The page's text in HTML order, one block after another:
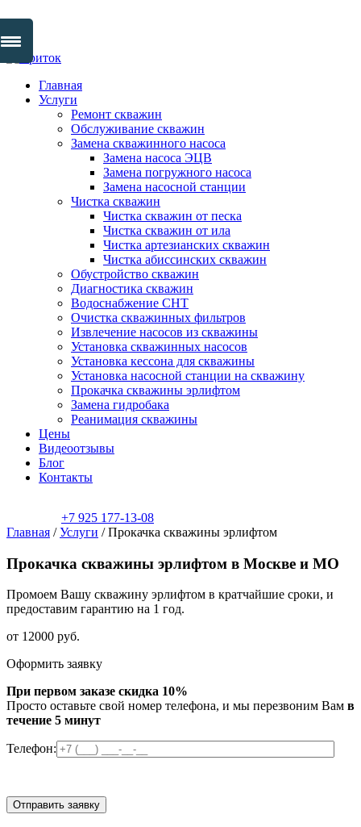
contentГлавная
Услуги
Ремонт скважин
Обслуживание скважин
Замена скважинного насоса
Замена насоса ЭЦВ
Замена погружного насоса
Замена насосной станции
Чистка скважин
Чистка скважин от песка
Чистка скважин от ила
Чистка артезианских скважин
Чистка абиссинских скважин
Обустройство скважин
Диагностика скважин
Водоснабжение СНТ
Очистка скважинных фильтров
Извлечение насосов из скважины
Установка скважинных насосов
Установка кессона для скважины
Установка насосной станции на скважину
Прокачка скважины эрлифтом
Замена гидробака
Реанимация скважины
Цены
Видеоотзывы
Блог
Контакты
+7 925 177-13-08
Главная /Услуги /Прокачка скважины эрлифтом
Прокачка скважины эрлифтом в Москве и МО
Промоем Вашу скважину эрлифтом в кратчайшие сроки, и
предоставим гарантию на 1 год.
от 12000 руб.
Оформить заявку
При первом заказе скидка 10%
Просто оставьте свой номер телефона, и мы перезвоним Вам в
течение 5 минут
Телефон: